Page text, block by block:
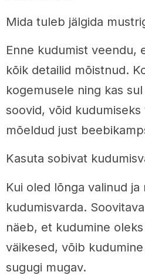
Mida tuleb jälgida
Enne kudumist veendu,
kõik detailid mõistnud.
kogemusele ning kas
soovid, võid
mõeldud just
Kasuta sobivat
Kui oled lõnga valinud
kudumisvarda.
näeb, et kudumine
väikesed, võib
sugugi mugav.